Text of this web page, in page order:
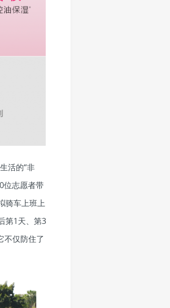
活的“非
位志愿者带
骑车上班上
第1天、第3
不仅防住了